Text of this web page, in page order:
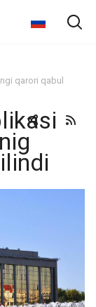
qarori qabul